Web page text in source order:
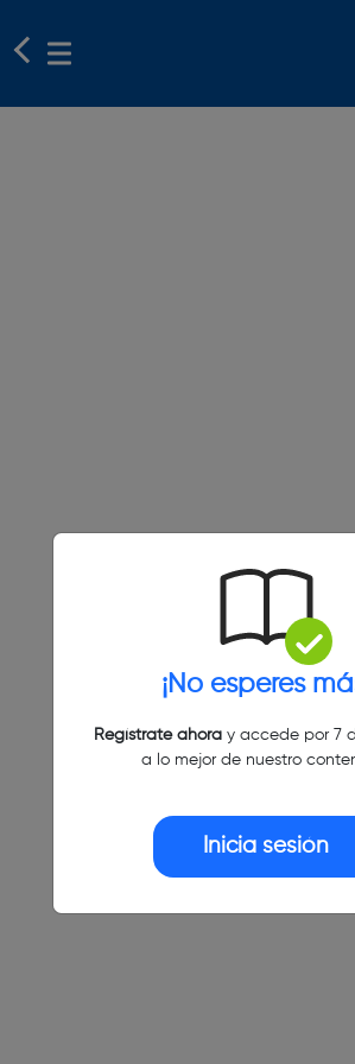
¡No esperes
Regístrate ahoray accede por 7
a lo mejor de nuestro
Inicia sesión